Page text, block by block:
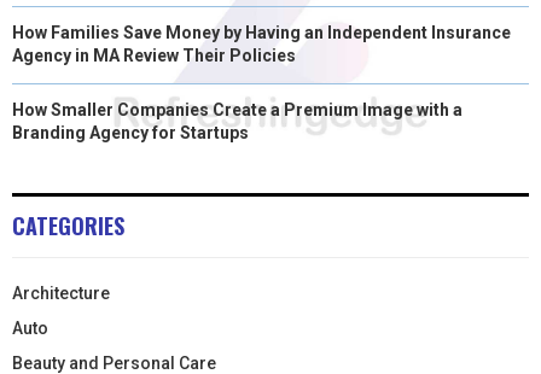
How Families Save Money by Having an Independent Insurance
Agency in MA Review Their Policies
How Smaller Companies Create a Premium Image with a
Branding Agency for Startups
CATEGORIES
Architecture
Auto
Beauty and Personal Care